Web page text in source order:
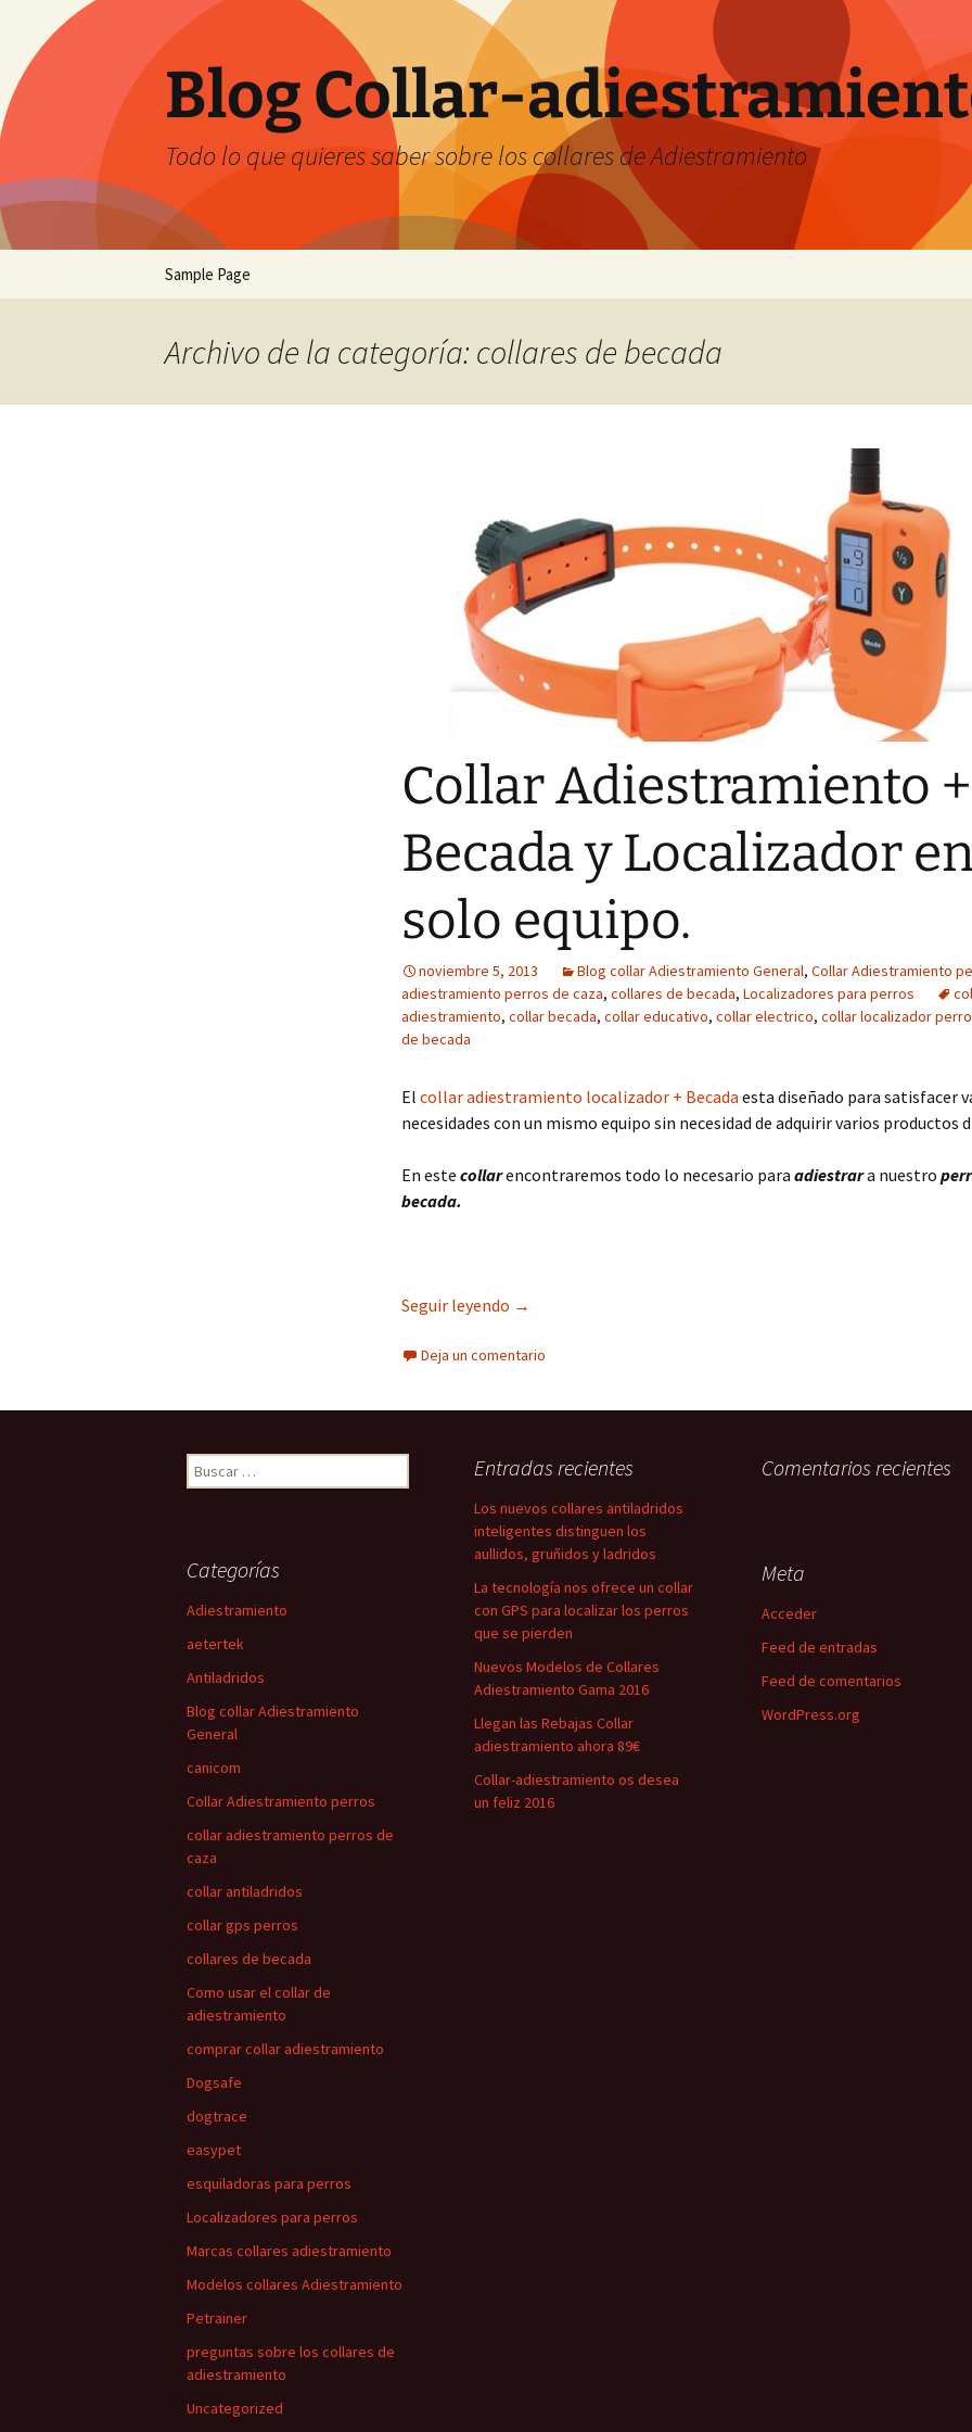
contenido
Blog Collar-
Todo lo que quieres saber sobre los collares de Adiestramiento
Sample Page
Archivo de la categoría: collares de becada
Collar Adiestramiento +
Becada y Localizador
solo equipo.
noviembre 5, 2013 Blog collar Adiestramiento General, Collar Adiestramiento
adiestramiento perros de caza, collares de becada, Localizadores para perros
adiestramiento, collar becada, collar educativo, collar electrico, collar localizador
de becada
El collar adiestramiento localizador + Becada esta diseñado para satisfacer
necesidades con un mismo equipo sin necesidad de adquirir varios productos
En este collarencontraremos todo lo necesario para adiestrara nuestro
becada.
Seguir leyendo Collar Adiestramiento + Becada y Localizador en un solo equipo.
→
Deja un comentario
Buscar: Entradas recientes
Los nuevos collares antiladridos
inteligentes distinguen los
aullidos, gruñidos y ladridos
La tecnología nos ofrece un collar
con GPS para localizar los perros
que se pierden
Nuevos Modelos de Collares
Adiestramiento Gama 2016
Llegan las Rebajas Collar
adiestramiento ahora 89€
Collar-adiestramiento os desea
un feliz 2016
Comentarios recientes
Categorías
Adiestramiento
aetertek
Antiladridos
Blog collar Adiestramiento
General
canicom
Collar Adiestramiento perros
collar adiestramiento perros de
caza
collar antiladridos
collar gps perros
collares de becada
Como usar el collar de
adiestramiento
comprar collar adiestramiento
Dogsafe
dogtrace
easypet
esquiladoras para perros
Localizadores para perros
Marcas collares adiestramiento
Modelos collares Adiestramiento
Petrainer
preguntas sobre los collares de
adiestramiento
Uncategorized
Meta
Acceder
Feed de entradas
Feed de comentarios
WordPress.org